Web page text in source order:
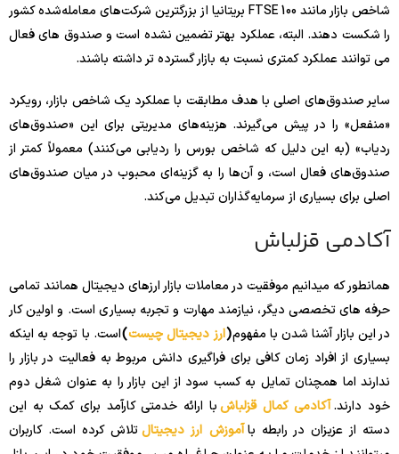
شاخص بازار مانند FTSE 100 بریتانیا از بزرگترین شرکت‌های معامله‌شده کشور
را شکست دهند. البته، عملکرد بهتر تضمین نشده است و صندوق های فعال
می توانند عملکرد کمتری نسبت به بازار گسترده تر داشته باشند.
سایر صندوق‌های اصلی با هدف مطابقت با عملکرد یک شاخص بازار، رویکرد
«منفعل» را در پیش می‌گیرند. هزینه‌های مدیریتی برای این «صندوق‌های
ردیاب» (به این دلیل که شاخص بورس را ردیابی می‌کنند) معمولاً کمتر از
صندوق‌های فعال است، و آن‌ها را به گزینه‌ای محبوب در میان صندوق‌های
اصلی برای بسیاری از سرمایه‌گذاران تبدیل می‌کند.
آکادمی قزلباش
همانطور که میدانیم موفقیت در معاملات بازار ارزهای دیجیتال همانند تمامی
حرفه های تخصصی دیگر، نیازمند مهارت و تجربه بسیاری است. و اولین کار
در این بازار آشنا شدن با مفهوم(ارز دیجیتال چیست)است. با توجه به اینکه
بسیاری از افراد زمان کافی برای فراگیری دانش مربوط به فعالیت در بازار را
ندارند اما همچنان تمایل به کسب سود از این بازار را به عنوان شغل دوم
خود دارند.آکادمی کمال قزلباشبا ارائه خدمتی کارآمد برای کمک به این
دسته از عزیزان در رابطه باآموزش ارز دیجیتالتلاش کرده است. کاربران